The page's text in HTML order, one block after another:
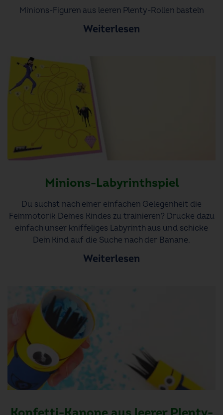
Minions-Figuren aus leeren Plenty-Rollen basteln
Weiterlesen
Minions-Labyrinthspiel
Du suchst nach einer einfachen Gelegenheit die
Feinmotorik Deines Kindes zu trainieren? Drucke dazu
einfach unser kniffeliges Labyrinth aus und schicke
Dein Kind auf die Suche nach der Banane.
Weiterlesen